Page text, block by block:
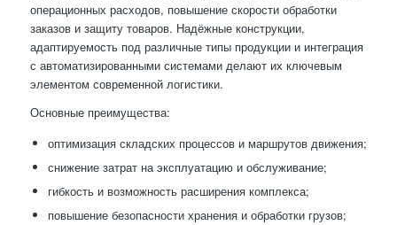
операционных расходов, повышение скорости обработки
заказов и защиту товаров. Надёжные конструкции,
адаптируемость под различные типы продукции и интеграция
с автоматизированными системами делают их ключевым
элементом современной логистики.
Основные преимущества:
оптимизация складских процессов и маршрутов движения;
снижение затрат на эксплуатацию и обслуживание;
гибкость и возможность расширения комплекса;
повышение безопасности хранения и обработки грузов;